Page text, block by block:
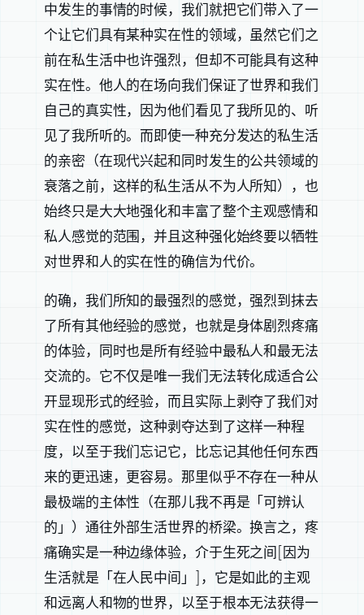
中发生的事情的时候，我们就把它们带入了一
个让它们具有某种实在性的领域，虽然它们之
前在私生活中也许强烈，但却不可能具有这种
实在性。他人的在场向我们保证了世界和我们
自己的真实性，因为他们看见了我所见的、听
见了我所听的。而即使一种充分发达的私生活
的亲密（在现代兴起和同时发生的公共领域的
衰落之前，这样的私生活从不为人所知），也
始终只是大大地强化和丰富了整个主观感情和
私人感觉的范围，并且这种强化始终要以牺牲
对世界和人的实在性的确信为代价。
的确，我们所知的最强烈的感觉，强烈到抹去
了所有其他经验的感觉，也就是身体剧烈疼痛
的体验，同时也是所有经验中最私人和最无法
交流的。它不仅是唯一我们无法转化成适合公
开显现形式的经验，而且实际上剥夺了我们对
实在性的感觉，这种剥夺达到了这样一种程
度，以至于我们忘记它，比忘记其他任何东西
来的更迅速，更容易。那里似乎不存在一种从
最极端的主体性（在那儿我不再是「可辨认
的」）通往外部生活世界的桥梁。换言之，疼
痛确实是一种边缘体验，介于生死之间[因为
生活就是「在人民中间」]，它是如此的主观
和远离人和物的世界，以至于根本无法获得一